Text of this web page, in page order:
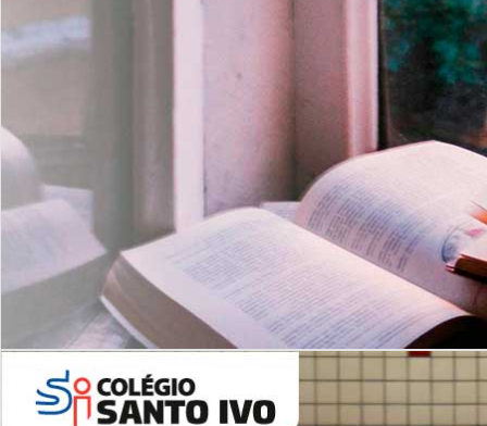
Leituras Literárias
es
Com imersão Bilingue - Anos
Finais
6º AO 9º ANO FUNDAMENTAL
Inglês: Turmas Reduzidas
(Proficiência)